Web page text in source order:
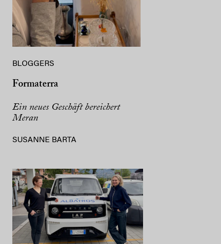
BLOGGERS
Formaterra
Ein neues Geschäft bereichert
Meran
SUSANNE BARTA